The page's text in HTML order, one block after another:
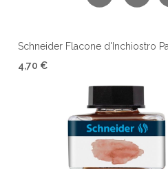
Schneider Flacone d'Inchiostro
4,70 €